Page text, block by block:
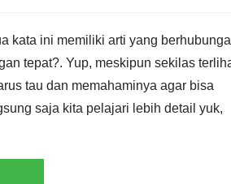
kata ini memiliki arti yang
tepat?. Yup, meskipun sekilas
tau dan memahaminya agar bisa
saja kita pelajari lebih detail yuk,